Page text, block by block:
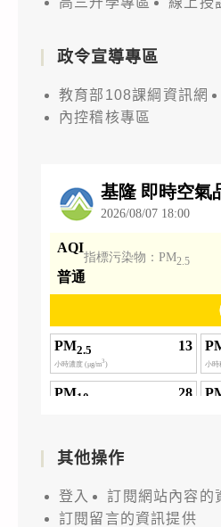
政令宣導專區
教育部108課綱資訊網
內控稽核專區
其他操作
登入
訂閱網站內容的
訂閱留言的資訊提供